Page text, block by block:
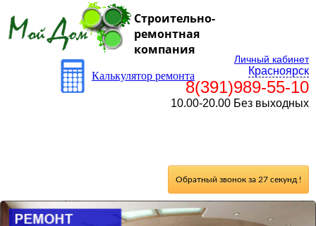
Строительно-
ремонтная
компания
Калькулятор ремонта
Личный кабинет
Красноярск
8(391)989-55-10
10.00-20.00 Без выходных
Обратный звонок за 27 секунд !